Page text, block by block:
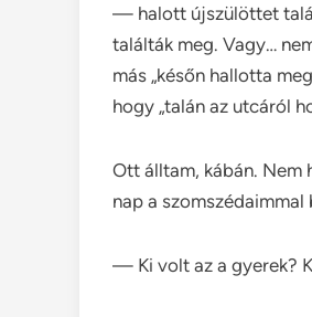
— halott újszülöttet
találták meg. Vagy…
más „későn hallotta
hogy „talán az utcáról
Ott álltam, kábán.
nap a
— Ki volt az a gyerek?